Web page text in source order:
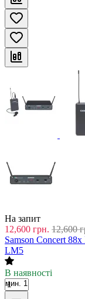
На запит
12,600 грн. 12,600
Samson Concert
LM5
В наявності
мин. 1